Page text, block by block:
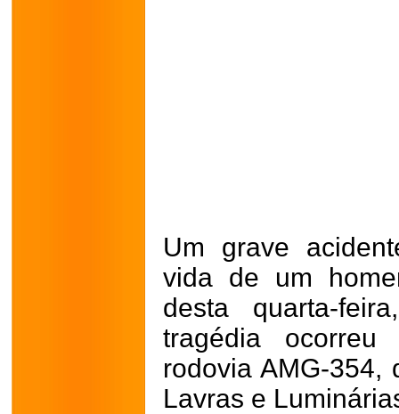
Um grave
vida de um
desta quarta-
tragédia
rodovia AMG-
Lavras e